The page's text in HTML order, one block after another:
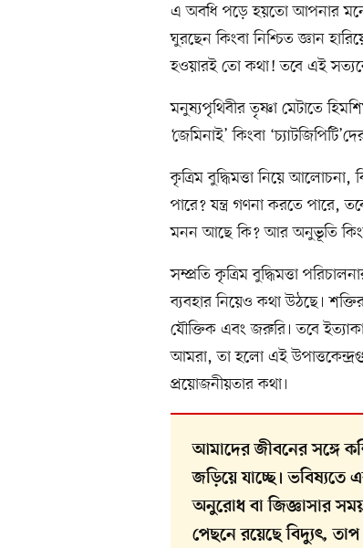
এ অবধি পড়ে হয়তো আপনার মনে
ঘুরছেন কিংবা নিশ্চিত জ্ঞান
হওয়ারই তো কথা! তবে এই
মনুষ্যপৃথিবীর তৃষ্ণা মেটাতে
‘জেমিনাই’ কিংবা
কৃত্রিম বুদ্ধিমত্তা নিয়ে আলোচনা,
পারে? যন্ত্র গণনা করতে পারে,
মনন আছে কি? আর অনুভূতি
সম্প্রতি কৃত্রিম বুদ্ধিমত্তা
ব্যবহার নিয়েও কথা উঠছে।
যৌক্তিক এবং জরুরি। তবে
আমরা, তা হলো এই
প্রয়োজনীয়তার কথা।
আমাদের জীবনের সঙ্গে
জড়িয়ে যাচ্ছে। ভবিষ্যতে
অনুরোধ বা জিজ্ঞাসার
পেছনে রয়েছে বিদ্যুৎ,